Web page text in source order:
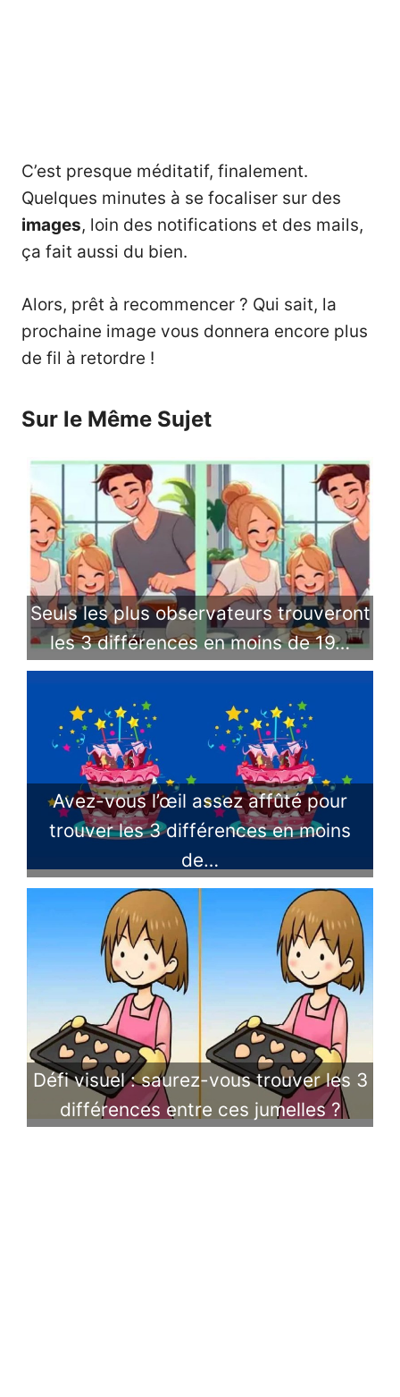
C’est presque méditatif, finalement.
Quelques minutes à se focaliser sur des
images, loin des notifications et des mails,
ça fait aussi du bien.
Alors, prêt à recommencer ? Qui sait, la
prochaine image vous donnera encore plus
de fil à retordre !
Sur le Même Sujet
​Seuls les plus observateurs trouveront
les 3 différences en moins de 19…
Avez-vous l’œil assez affûté pour
trouver les 3 différences en moins
de…
Défi visuel : saurez-vous trouver les 3
différences entre ces jumelles ?